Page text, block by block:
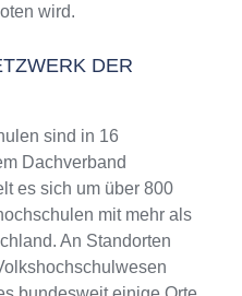
wird.
DER
sind in 16
Dachverband
es sich um über 800
mit mehr als
An Standorten